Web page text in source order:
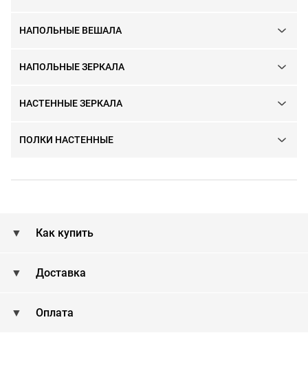
НАПОЛЬНЫЕ ВЕШАЛА
НАПОЛЬНЫЕ ЗЕРКАЛА
НАСТЕННЫЕ ЗЕРКАЛА
ПОЛКИ НАСТЕННЫЕ
Как купить
Доставка
Оплата